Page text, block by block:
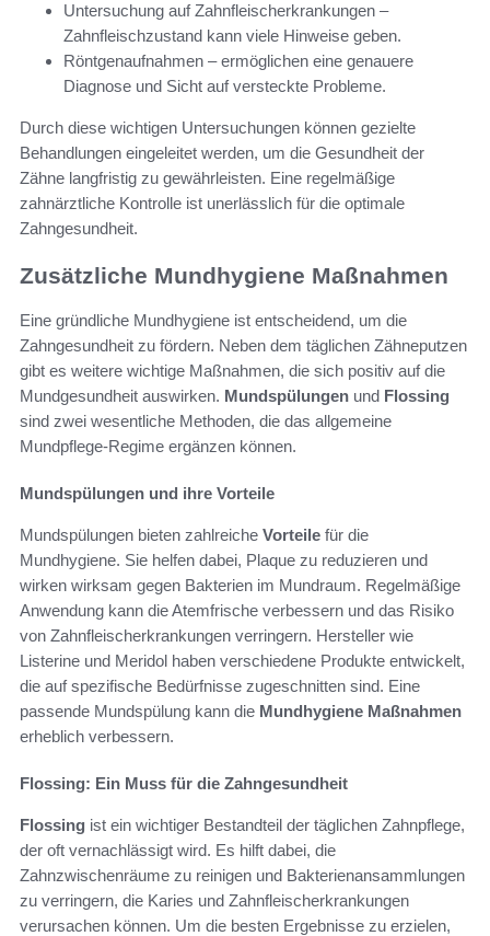
Untersuchung auf Zahnfleischerkrankungen –
Zahnfleischzustand kann viele Hinweise geben.
Röntgenaufnahmen – ermöglichen eine genauere
Diagnose und Sicht auf versteckte Probleme.
Durch diese wichtigen Untersuchungen können gezielte
Behandlungen eingeleitet werden, um die Gesundheit der
Zähne langfristig zu gewährleisten. Eine regelmäßige
zahnärztliche Kontrolle ist unerlässlich für die optimale
Zahngesundheit.
Zusätzliche Mundhygiene Maßnahmen
Eine gründliche Mundhygiene ist entscheidend, um die
Zahngesundheit zu fördern. Neben dem täglichen Zähneputzen
gibt es weitere wichtige Maßnahmen, die sich positiv auf die
Mundgesundheit auswirken. Mundspülungen und Flossing
sind zwei wesentliche Methoden, die das allgemeine
Mundpflege-Regime ergänzen können.
Mundspülungen und ihre Vorteile
Mundspülungen bieten zahlreiche Vorteile für die
Mundhygiene. Sie helfen dabei, Plaque zu reduzieren und
wirken wirksam gegen Bakterien im Mundraum. Regelmäßige
Anwendung kann die Atemfrische verbessern und das Risiko
von Zahnfleischerkrankungen verringern. Hersteller wie
Listerine und Meridol haben verschiedene Produkte entwickelt,
die auf spezifische Bedürfnisse zugeschnitten sind. Eine
passende Mundspülung kann die Mundhygiene Maßnahmen
erheblich verbessern.
Flossing: Ein Muss für die Zahngesundheit
Flossing ist ein wichtiger Bestandteil der täglichen Zahnpflege,
der oft vernachlässigt wird. Es hilft dabei, die
Zahnzwischenräume zu reinigen und Bakterienansammlungen
zu verringern, die Karies und Zahnfleischerkrankungen
verursachen können. Um die besten Ergebnisse zu erzielen,